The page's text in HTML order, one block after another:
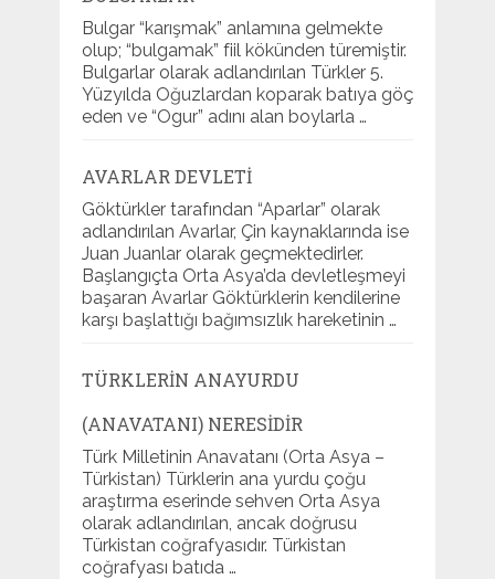
Bulgar “karışmak” anlamına gelmekte
olup; “bulgamak” fiil kökünden türemiştir.
Bulgarlar olarak adlandırılan Türkler 5.
Yüzyılda Oğuzlardan koparak batıya göç
eden ve “Ogur” adını alan boylarla …
AVARLAR DEVLETI
Göktürkler tarafından “Aparlar” olarak
adlandırılan Avarlar, Çin kaynaklarında ise
Juan Juanlar olarak geçmektedirler.
Başlangıçta Orta Asya’da devletleşmeyi
başaran Avarlar Göktürklerin kendilerine
karşı başlattığı bağımsızlık hareketinin …
TÜRKLERIN ANAYURDU
(ANAVATANI) NERESIDIR
Türk Milletinin Anavatanı (Orta Asya –
Türkistan) Türklerin ana yurdu çoğu
araştırma eserinde sehven Orta Asya
olarak adlandırılan, ancak doğrusu
Türkistan coğrafyasıdır. Türkistan
coğrafyası batıda …